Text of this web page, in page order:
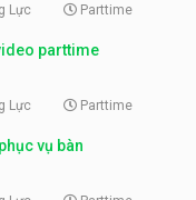
Lực Parttime
parttime
Lực Parttime
vụ bàn